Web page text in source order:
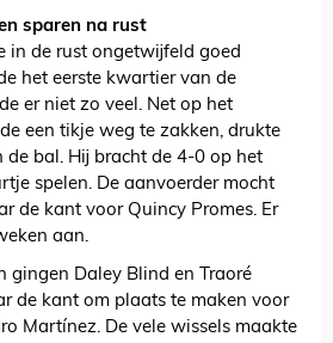
sparen na rust
in de rust ongetwijfeld goed
het eerste kwartier van de
er niet zo veel. Net op het
een tikje weg te zakken, drukte
de bal. Hij bracht de 4-0 op het
spelen. De aanvoerder mocht
de kant voor Quincy Promes. Er
aan.
gingen Daley Blind en Traoré
de kant om plaats te maken voor
Martínez. De vele wissels maakte